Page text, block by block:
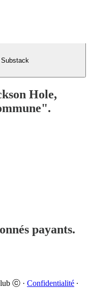
Hole,
payants.
ⓒ · Confidentialité ∙